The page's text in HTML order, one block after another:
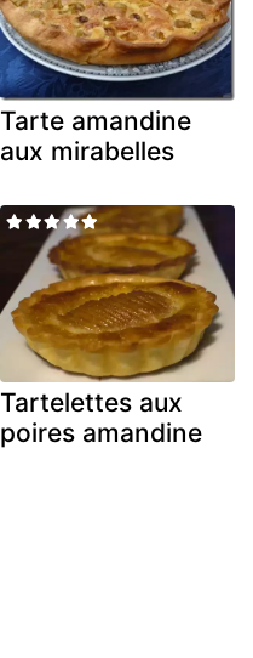
Tarte amandine
aux mirabelles
Tartelettes aux
poires amandine